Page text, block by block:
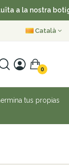
a la nostra
Català
0
tus propias